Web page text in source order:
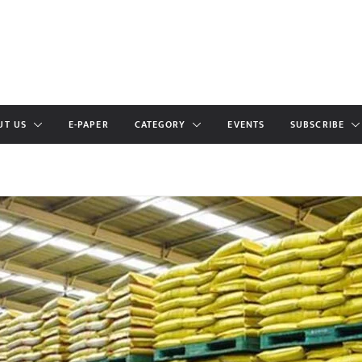
US E-PAPER CATEGORY EVENTS SUBSCRIBE